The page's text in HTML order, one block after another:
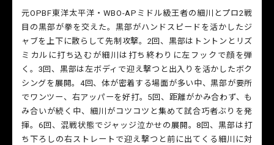
元OPBF東洋太平洋・WBO-APミドル級王者の細川とプロ2戦
目の黒部が拳を交えた。黒部がハンドスピードを活かしたジ
ャブを上下に散らして先制攻撃。2回、黒部はトントンとリズ
ミカルに打ち込むが細川は打ち終わりに左フックで顔を弾
く。3回、黒部は左ボディで迎え撃つと出入りを活かしたボク
シングを展開。4回、体が密着する場面が多い中、黒部が要所
でワンツー、右アッパーを好打。5回、距離がかみ合わず、も
み合いが続く中、細川がコツコツと集めて試合巧者ぶりを発
揮。6回、混戦状態でジャッジ泣かせの展開。8回、黒部は打
ち下ろしの右ストレートで迎え撃つと前に出てくる細川に対